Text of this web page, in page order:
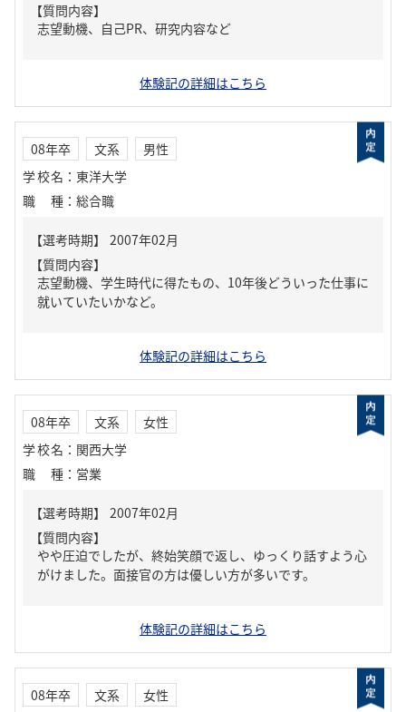
【質問内容】
志望動機、自己PR、研究内容など
体験記の詳細はこちら
08年卒 文系
男性
学校名 ： 東洋大学
職種 ： 総合職
【質問内容】
志望動機、学生時代に得たもの、10年後どういった仕事に
就いていたいかなど。
体験記の詳細はこちら
08年卒 文系
女性
学校名 ： 関西大学
職種 ： 営業
【質問内容】
やや圧迫でしたが、終始笑顔で返し、ゆっくり話すよう心
がけました。面接官の方は優しい方が多いです。
体験記の詳細はこちら
08年卒 文系
女性